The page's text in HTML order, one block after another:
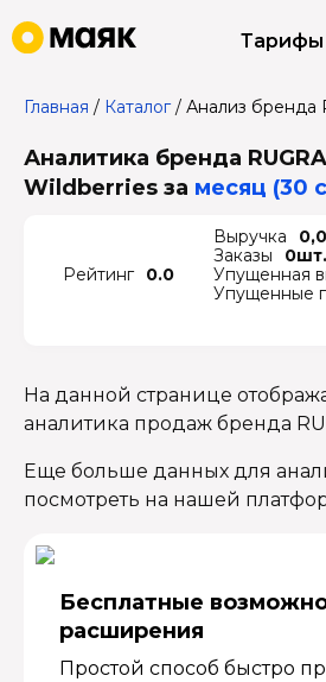
Тарифы
Главная / Каталог/ Анализ бренда
Аналитика бренда
Wildberries за месяц (30
Рейтинг 0.0
Выручка
Заказы
0шт.
Упущенная
Упущенные
На данной странице
аналитика продаж бренда
Еще больше данных для
посмотреть на нашей
Бесплатные
расширения
Простой способ быстро